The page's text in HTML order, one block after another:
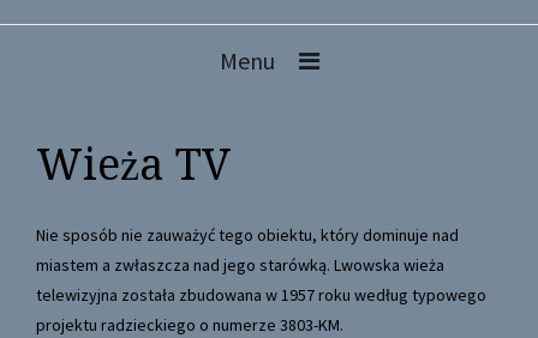
Menu
Wieża TV
Nie sposób nie zauważyć tego obiektu, który dominuje nad
miastem a zwłaszcza nad jego starówką. Lwowska wieża
telewizyjna została zbudowana w 1957 roku według typowego
projektu radzieckiego o numerze 3803-KM.